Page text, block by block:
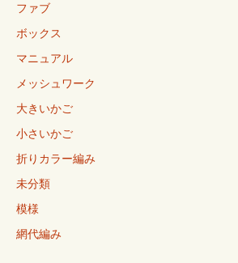
ファブ
ボックス
マニュアル
メッシュワーク
大きいかご
小さいかご
折りカラー編み
未分類
模様
網代編み